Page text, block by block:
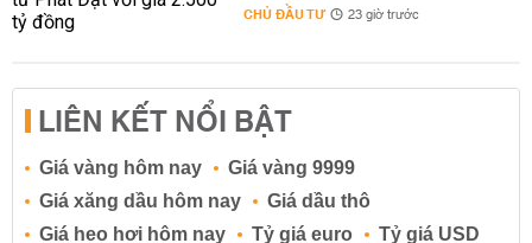
Đây là cách giảm cân cấp tốc trong 1 tuần với sự kết
hợp giữa hai nguyên liệu phổ biến là gừng và chanh.
giảm cân nhanh hiệu quả nhất. Thức uống detox giảm
cân từ gừng và chanh.
Những lưu ý khi giảm cân thành công nhanh bạn cần
biết
Giữa việc vận động cơ thể và ăn kiêng thì cần chú ý vai
CHỦ ĐẦU TƯ 23 giờ trước
LIÊN KẾT NỔI BẬT
Giá vàng hôm nay
Giá vàng 9999
Giá xăng dầu hôm nay
Giá dầu thô
Giá heo hơi hôm nay
Tỷ giá euro
Tỷ giá USD